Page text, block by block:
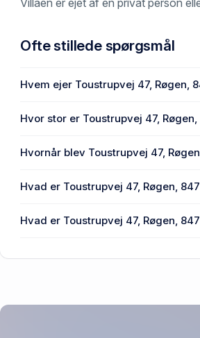
Ofte stillede spørgsmål
Hvem ejer Toustrupvej 47, Røgen,
Hvor stor er Toustrupvej 47,
Hvornår blev Toustrupvej 47,
Hvad er Toustrupvej 47, Røgen,
Hvad er Toustrupvej 47, Røgen,